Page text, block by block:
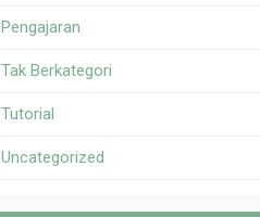
Pengajaran
Tak Berkategori
Tutorial
Uncategorized